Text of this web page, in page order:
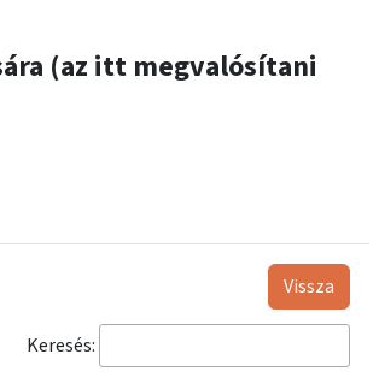
(az itt megvalósítani
Vissza
Keresés: